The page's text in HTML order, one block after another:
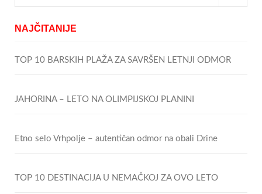
NAJČITANIJE
TOP 10 BARSKIH PLAŽA ZA SAVRŠEN LETNJI ODMOR
JAHORINA – LETO NA OLIMPIJSKOJ PLANINI
Etno selo Vrhpolje – autentičan odmor na obali Drine
TOP 10 DESTINACIJA U NEMAČKOJ ZA OVO LETO